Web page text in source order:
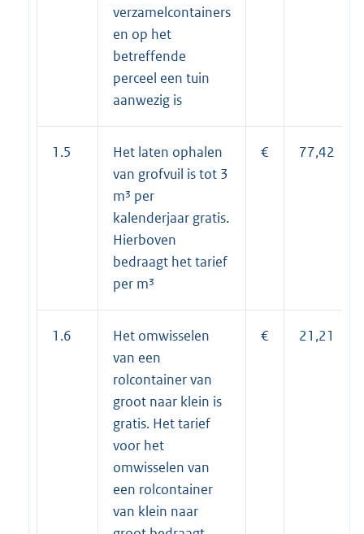
verzamelcontainers
en op het
betreffende
perceel een tuin
aanwezig is
1.5
Het laten ophalen
van grofvuil is tot 3
m³ per
kalenderjaar gratis.
Hierboven
bedraagt het tarief
per m³
€ 77,42
1.6
Het omwisselen
van een
rolcontainer van
groot naar klein is
gratis. Het tarief
voor het
omwisselen van
een rolcontainer
van klein naar
€ 21,21